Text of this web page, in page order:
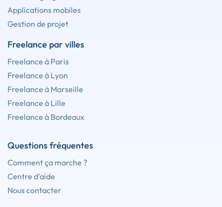
Applications mobiles
Gestion de projet
Freelance par villes
Freelance à Paris
Freelance à Lyon
Freelance à Marseille
Freelance à Lille
Freelance à Bordeaux
Questions fréquentes
Comment ça marche ?
Centre d'aide
Nous contacter